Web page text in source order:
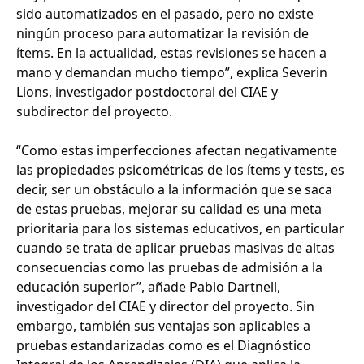
sido automatizados en el pasado, pero no existe
ningún proceso para automatizar la revisión de
ítems. En la actualidad, estas revisiones se hacen a
mano y demandan mucho tiempo”, explica Severin
Lions, investigador postdoctoral del CIAE y
subdirector del proyecto.
“Como estas imperfecciones afectan negativamente
las propiedades psicométricas de los ítems y tests, es
decir, ser un obstáculo a la información que se saca
de estas pruebas, mejorar su calidad es una meta
prioritaria para los sistemas educativos, en particular
cuando se trata de aplicar pruebas masivas de altas
consecuencias como las pruebas de admisión a la
educación superior”, añade Pablo Dartnell,
investigador del CIAE y director del proyecto. Sin
embargo, también sus ventajas son aplicables a
pruebas estandarizadas como es el Diagnóstico